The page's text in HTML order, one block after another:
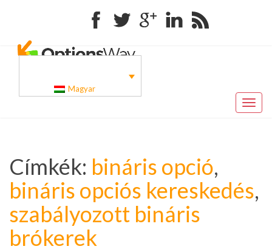
FacebookTwitter Google+Linkedin RSS
Magyar
Toggle
Címkék: bináris opció,
bináris opciós kereskedés,
szabályozott bináris
brókerek